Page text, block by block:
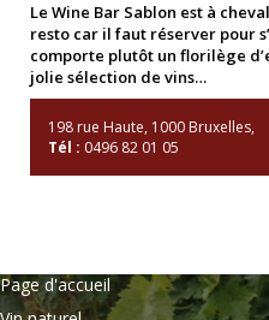
Le Wine Bar Sablon est à
resto car il faut réserver pour
comporte plutôt un florilège
jolie sélection de vins…
198 rue Haute, 1000 Bruxelles,
Tél : 0496 82 01 05
Page d'accueil